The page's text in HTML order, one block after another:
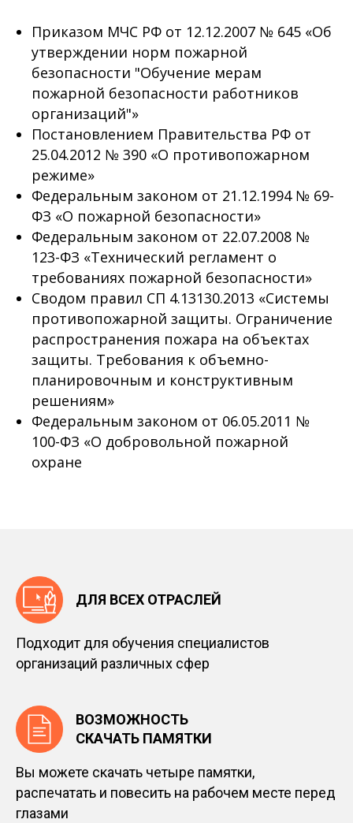
Приказом МЧС РФ от 12.12.2007 № 645 «Об
утверждении норм пожарной
безопасности "Обучение мерам
пожарной безопасности работников
организаций"»
Постановлением Правительства РФ от
25.04.2012 № 390 «О противопожарном
режиме»
Федеральным законом от 21.12.1994 № 69-
ФЗ «О пожарной безопасности»
Федеральным законом от 22.07.2008 №
123-ФЗ «Технический регламент о
требованиях пожарной безопасности»
Сводом правил СП 4.13130.2013 «Системы
противопожарной защиты. Ограничение
распространения пожара на объектах
защиты. Требования к объемно-
планировочным и конструктивным
решениям»
Федеральным законом от 06.05.2011 №
100-ФЗ «О добровольной пожарной
охране
ДЛЯ ВСЕХ ОТРАСЛЕЙ
Подходит для обучения специалистов
организаций различных сфер
ВОЗМОЖНОСТЬ
СКАЧАТЬ ПАМЯТКИ
Вы можете скачать четыре памятки,
распечатать и повесить на рабочем месте перед
глазами